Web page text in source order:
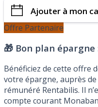
Ajouter à mon
Offre Partenaire
🎁 Bon plan épargne
Bénéficiez de cette offre
votre épargne, auprès
rémunéré Rentabilis. Il
compte courant